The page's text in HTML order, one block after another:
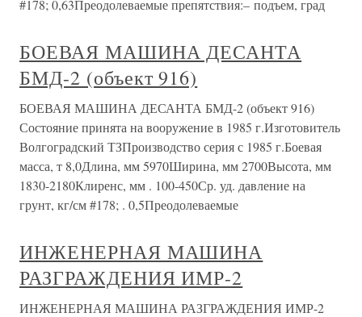
#178; 0,63Преодолеваемые препятствия:– подъем, град
БОЕВАЯ МАШИНА ДЕСАНТА
БМД-2 (объект 916)
БОЕВАЯ МАШИНА ДЕСАНТА БМД-2 (объект 916)
Состояние принята на вооружение в 1985 г.Изготовитель
Волгоградский ТЗПроизводство серия с 1985 г.Боевая
масса, т 8,0Длина, мм 5970Ширина, мм 2700Высота, мм
1830-2180Клиренс, мм . 100-450Ср. уд. давление на
грунт, кг/см #178; . 0,5Преодолеваемые
ИНЖЕНЕРНАЯ МАШИНА
РАЗГРАЖДЕНИЯ ИМР-2
ИНЖЕНЕРНАЯ МАШИНА РАЗГРАЖДЕНИЯ ИМР-2